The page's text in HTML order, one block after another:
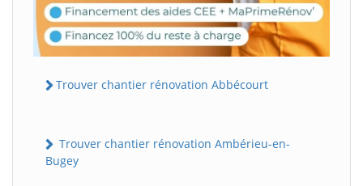
Trouver chantier rénovation Abbécourt
Trouver chantier rénovation Ambérieu-en-
Bugey